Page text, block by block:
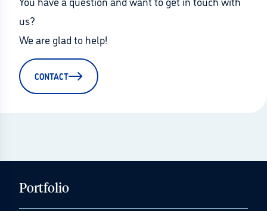
us?
We are glad to help!
CONTACT
Portfolio